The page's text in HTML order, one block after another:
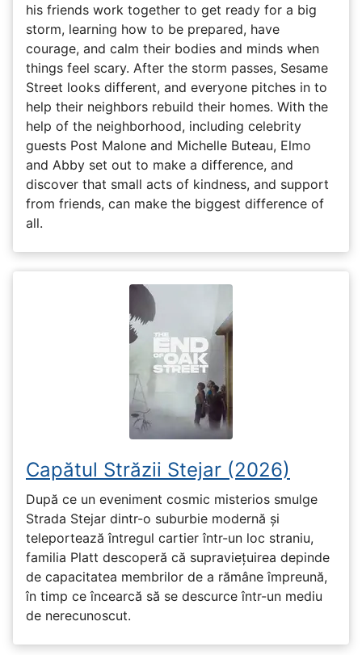
his friends work together to get ready for a big
storm, learning how to be prepared, have
courage, and calm their bodies and minds when
things feel scary. After the storm passes, Sesame
Street looks different, and everyone pitches in to
help their neighbors rebuild their homes. With the
help of the neighborhood, including celebrity
guests Post Malone and Michelle Buteau, Elmo
and Abby set out to make a difference, and
discover that small acts of kindness, and support
from friends, can make the biggest difference of
all.
Capătul Străzii Stejar (2026)
După ce un eveniment cosmic misterios smulge
Strada Stejar dintr-o suburbie modernă și
teleportează întregul cartier într-un loc straniu,
familia Platt descoperă că supraviețuirea depinde
de capacitatea membrilor de a rămâne împreună,
în timp ce încearcă să se descurce într-un mediu
de nerecunoscut.